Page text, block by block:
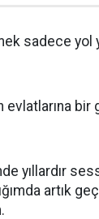
sadece yol
evlatlarına bir
yıllardır
artık